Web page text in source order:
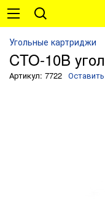
Угольные картриджи
CTO-10B
Артикул: 7722